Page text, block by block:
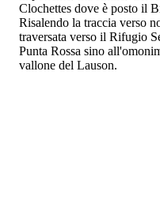
Clochettes dove è posto il
Risalendo la traccia verso
traversata verso il Rifugio
Punta Rossa sino
vallone del Lauson.